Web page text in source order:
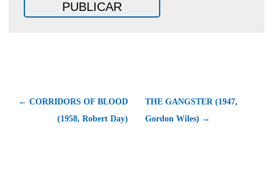
← CORRIDORS OF BLOOD
(1958, Robert Day)
THE GANGSTER (1947,
Gordon Wiles) →